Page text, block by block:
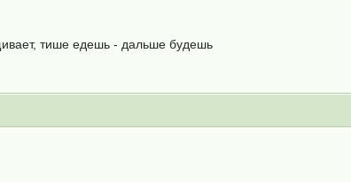
тише едешь - дальше будешь